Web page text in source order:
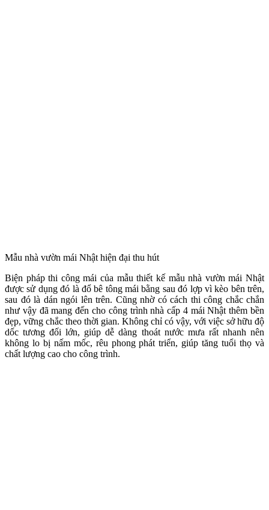
Mẫu nhà vườn mái Nhật hiện đại thu hút
Biện pháp thi công mái của mẫu thiết kế mẫu nhà vườn mái Nhật
được sử dụng đó là đổ bê tông mái bằng sau đó lợp vì kèo bên trên,
sau đó là dán ngói lên trên. Cũng nhờ có cách thi công chắc chắn
như vậy đã mang đến cho công trình nhà cấp 4 mái Nhật thêm bền
đẹp, vững chắc theo thời gian. Không chỉ có vậy, với việc sở hữu độ
dốc tương đối lớn, giúp dễ dàng thoát nước mưa rất nhanh nên
không lo bị nấm mốc, rêu phong phát triển, giúp tăng tuổi thọ và
chất lượng cao cho công trình.